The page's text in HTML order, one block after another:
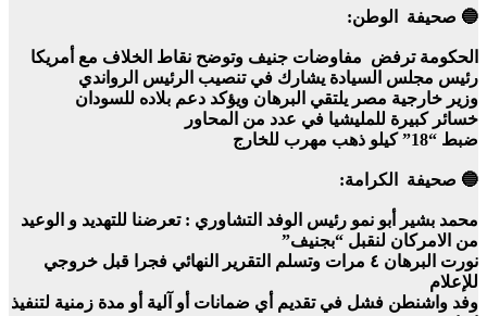
🔵 صحيفة الوطن:
الحكومة ترفض مفاوضات جنيف وتوضح نقاط الخلاف مع أمريكا
رئيس مجلس السيادة يشارك في تنصيب الرئيس الرواندي
وزير خارجية مصر يلتقي البرهان ويؤكد دعم بلاده للسودان
خسائر كبيرة للمليشيا في عدد من المحاور
ضبط “18” كيلو ذهب مهرب للخارج
🔵 صحيفة الكرامة:
محمد بشير أبو نمو رئيس الوفد التشاوري : تعرضنا للتهديد و الوعيد
من الامركان لنقبل “بجنيف”
نورت البرهان ٤ مرات وتسلم التقرير النهائي فجرا قبل خروجي
للإعلام
وفد واشنطن فشل في تقديم أي ضمانات أو آلية أو مدة زمنية لتنفيذ